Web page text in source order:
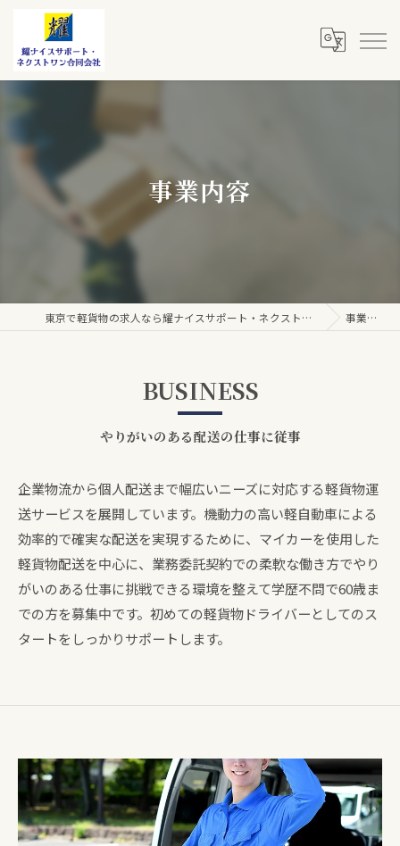
事業内容
東京で軽貨物の求人なら耀ナイスサポート・ネクストワン合同会社 事業内容
やりがいのある配送の仕事に従事
BUSINESS
企業物流から個人配送まで幅広いニーズに対応する軽貨物運
送サービスを展開しています。機動力の高い軽自動車による
効率的で確実な配送を実現するために、マイカーを使用した
軽貨物配送を中心に、業務委託契約での柔軟な働き方でやり
がいのある仕事に挑戦できる環境を整えて学歴不問で60歳ま
での方を募集中です。初めての軽貨物ドライバーとしてのス
タートをしっかりサポートします。